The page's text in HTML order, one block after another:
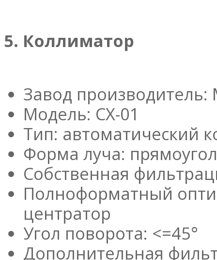
5. Коллиматор
Завод производитель:
Модель: CX-01
Тип: автоматический
Форма луча:
Собственная
Полноформатный
центратор
Угол поворота: <=45°
Дополнительная